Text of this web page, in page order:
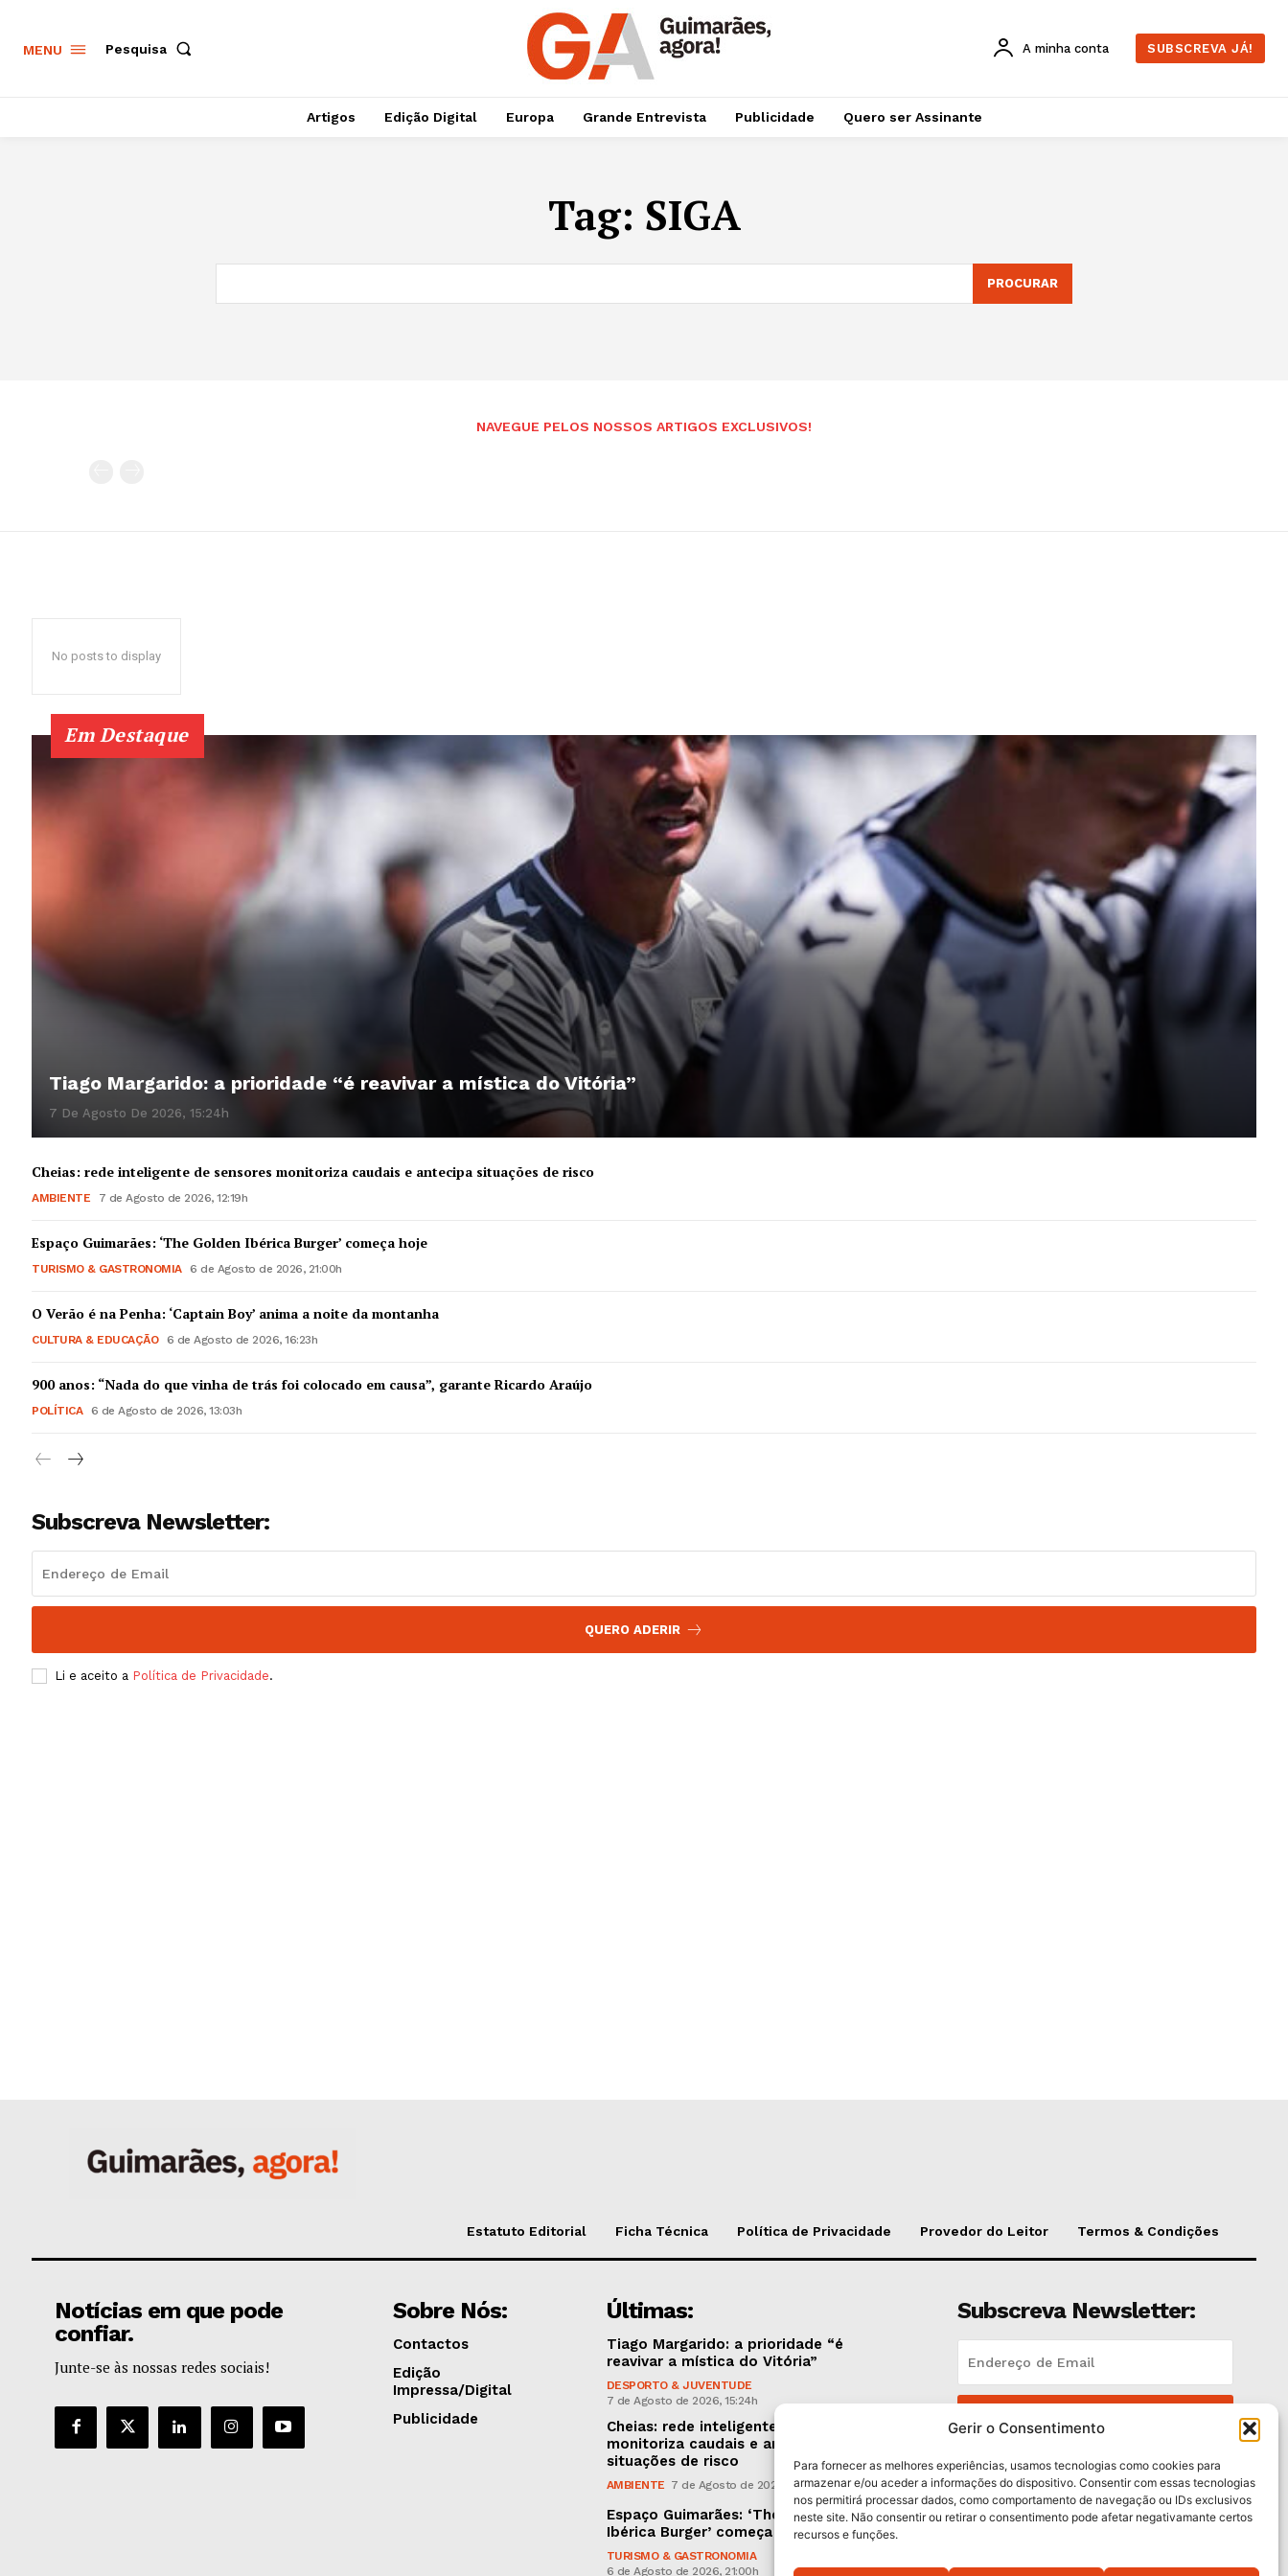
Guimarães, agora!
Gerir o Consentimento
Para fornecer as melhores experiências, usamos tecnologias como cookies para
armazenar e/ou aceder a informações do dispositivo. Consentir com essas tecnologias
nos permitirá processar dados, como comportamento de navegação ou IDs exclusivos
neste site. Não consentir ou retirar o consentimento pode afetar negativamante certos
recursos e funções.
MENU Pesquisa A minha conta SUBSCREVA JÁ!
Artigos Edição Digital Europa Grande Entrevista Publicidade Quero ser Assinante
Tag: SIGA
PROCURAR
NAVEGUE PELOS NOSSOS ARTIGOS EXCLUSIVOS!
No posts to display
Em Destaque
Tiago Margarido: a prioridade “é reavivar a mística do Vitória”
7 De Agosto De 2026, 15:24h
Cheias: rede inteligente de sensores monitoriza caudais e antecipa situações de risco
AMBIENTE 7 de Agosto de 2026, 12:19h
Espaço Guimarães: ‘The Golden Ibérica Burger’ começa hoje
TURISMO & GASTRONOMIA 6 de Agosto de 2026, 21:00h
O Verão é na Penha: ‘Captain Boy’ anima a noite da montanha
CULTURA & EDUCAÇÃO 6 de Agosto de 2026, 16:23h
900 anos: “Nada do que vinha de trás foi colocado em causa”, garante Ricardo Araújo
POLÍTICA 6 de Agosto de 2026, 13:03h
Subscreva Newsletter:
QUERO ADERIR
Li e aceito a Política de Privacidade.
Estatuto Editorial Ficha Técnica Política de Privacidade Provedor do Leitor Termos & Condições
Notícias em que pode
confiar.
Junte-se às nossas redes sociais!
Sobre Nós:
Contactos
Edição
Impressa/Digital
Publicidade
Últimas:
Tiago Margarido: a prioridade “é
reavivar a mística do Vitória”
DESPORTO & JUVENTUDE
7 de Agosto de 2026, 15:24h
Cheias: rede inteligente de sensores
monitoriza caudais e antecipa
situações de risco
AMBIENTE 7 de Agosto de 2026, 12:19h
Espaço Guimarães: ‘The Golden
Ibérica Burger’ começa hoje
TURISMO & GASTRONOMIA
6 de Agosto de 2026, 21:00h
Subscreva Newsletter:
Li e aceito aPolítica de Privacidade .